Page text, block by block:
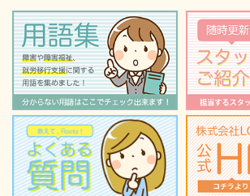
ウ
ィ
ン
ド
ウ
で
開
き
ま
す)
て
く
だ
さ
い
(新
し
い
ウ
ィ
ン
ド
ウ
で
開
き
ま
す)